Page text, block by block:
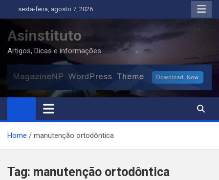
to
content
sexta-feira, agosto 7, 2026
Asinstituto
Artigos, Dicas e informações
Home manutenção ortodôntica
Tag: manutenção ortodôntica